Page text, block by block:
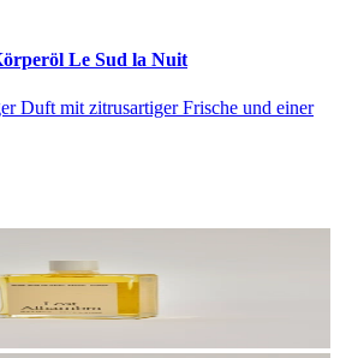
Le Sud la Nuit
Duft mit zitrusartiger Frische und einer